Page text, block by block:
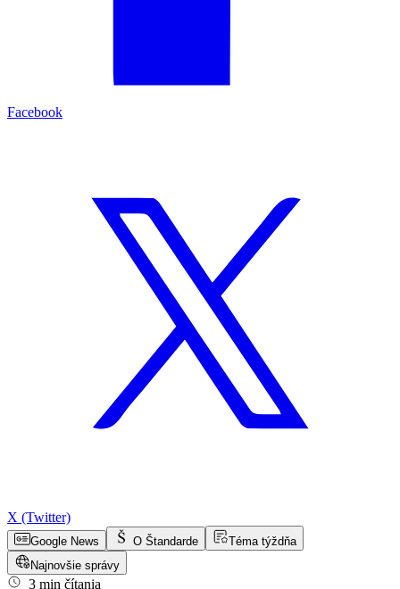
Facebook
X (Twitter)
Google News O Štandarde
Téma týždňa
Najnovšie správy
3 min čítania